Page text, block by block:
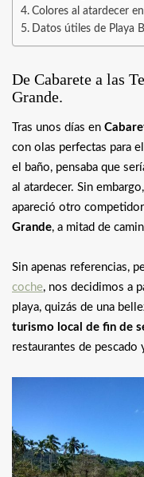
Colores al atardecer
Datos útiles de Playa
De Cabarete a las
Grande.
Tras unos días en
con olas perfectas para el
el baño, pensaba que
al atardecer. Sin
apareció otro
Grande, a mitad de
Sin apenas referencias,
coche, nos decidimos a
playa, quizás de una
turismo local de fin de
restaurantes de pescado